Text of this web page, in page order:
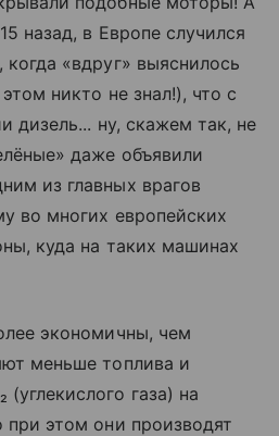
назад, в Европе случился
«вдруг» выяснилось
никто не знал!), что с
дизель... ну, скажем так, не
даже объявили
из главных врагов
во многих европейских
куда на таких машинах
экономичны, чем
меньше топлива и
газа) на
при этом они производят